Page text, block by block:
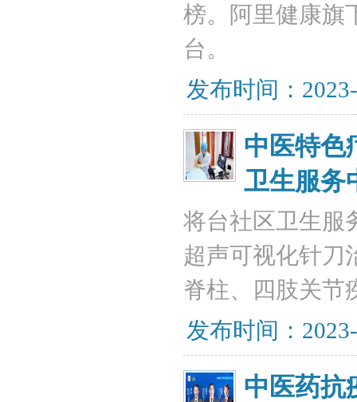
榜。阿里健康旗
台。
发布时间：
中医特色
卫生服务
将台社区卫生服
超声可视化针刀
脊柱、四肢关节
发布时间：
中医药抗